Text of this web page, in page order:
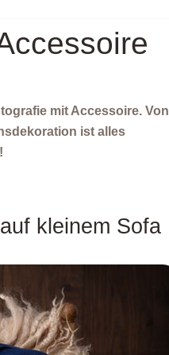
mit Accessoire. Von
ist alles
kleinem Sofa